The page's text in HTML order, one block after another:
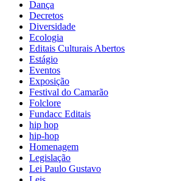
Dança
Decretos
Diversidade
Ecologia
Editais Culturais Abertos
Estágio
Eventos
Exposição
Festival do Camarão
Folclore
Fundacc Editais
hip hop
hip-hop
Homenagem
Legislação
Lei Paulo Gustavo